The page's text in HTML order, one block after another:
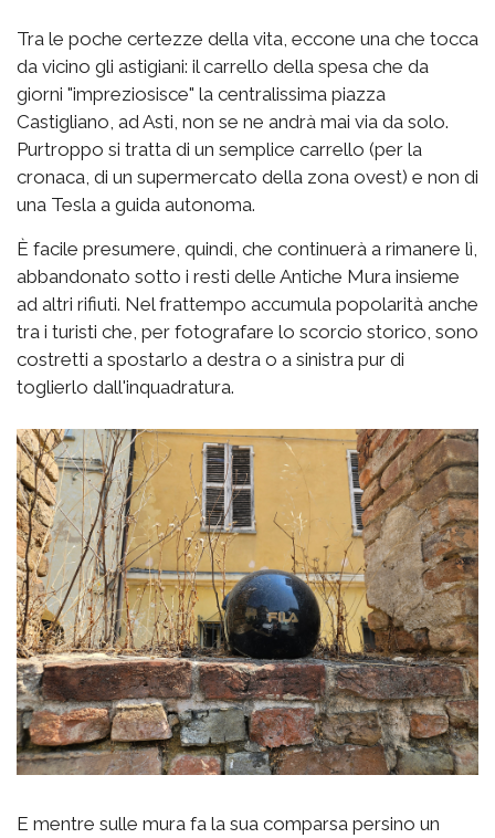
Tra le poche certezze della vita, eccone una che tocca
da vicino gli astigiani: il carrello della spesa che da
giorni "impreziosisce" la centralissima piazza
Castigliano, ad Asti, non se ne andrà mai via da solo.
Purtroppo si tratta di un semplice carrello (per la
cronaca, di un supermercato della zona ovest) e non di
una Tesla a guida autonoma.
È facile presumere, quindi, che continuerà a rimanere lì,
abbandonato sotto i resti delle Antiche Mura insieme
ad altri rifiuti. Nel frattempo accumula popolarità anche
tra i turisti che, per fotografare lo scorcio storico, sono
costretti a spostarlo a destra o a sinistra pur di
toglierlo dall'inquadratura.
E mentre sulle mura fa la sua comparsa persino un